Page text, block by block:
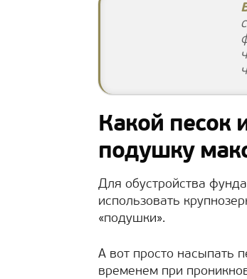
Какой песок
подушку
Для обустройства
использовать
«подушки».
А вот просто насыпать
временем при